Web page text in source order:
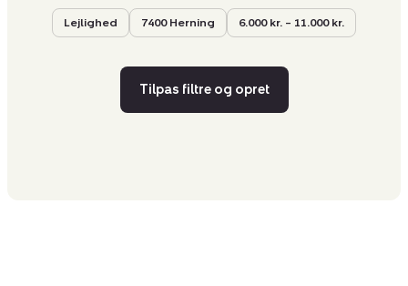
Lejlighed 7400 Herning 6.000 kr. – 11.000 kr.
Tilpas filtre og opret